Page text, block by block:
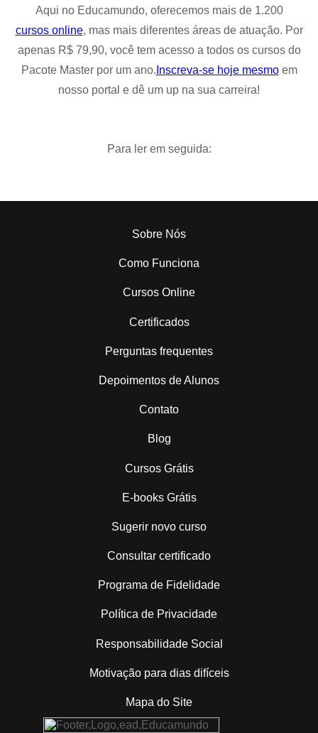
Aqui no Educamundo, oferecemos mais de 1.200
cursos online, mas mais diferentes áreas de atuação. Por
apenas R$ 79,90, você tem acesso a todos os cursos do
Pacote Master por um ano. Inscreva-se hoje mesmoem
nosso portal e dê um up na sua carreira!
Para ler em seguida:
Sobre Nós
Como Funciona
Cursos Online
Certificados
Perguntas frequentes
Depoimentos de Alunos
Contato
Blog
Cursos Grátis
E-books Grátis
Sugerir novo curso
Consultar certificado
Programa de Fidelidade
Política de Privacidade
Responsabilidade Social
Motivação para dias difíceis
Mapa do Site